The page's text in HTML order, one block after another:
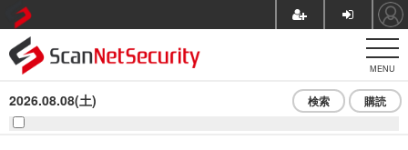
MENU
2026.08.08(土) 検索 購読